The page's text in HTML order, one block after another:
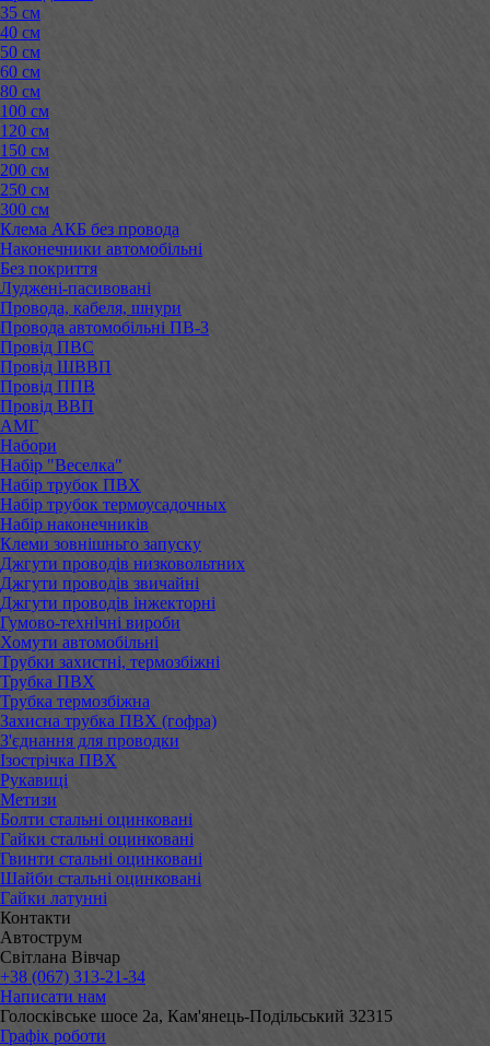
35 см
40 см
50 см
60 см
80 см
100 см
120 см
150 см
200 см
250 см
300 см
Клема АКБ без провода
Наконечники автомобільні
Без покриття
Луджені-пасивовані
Провода, кабеля, шнури
Провода автомобільні ПВ-3
Провід ПВС
Провід ШВВП
Провід ППВ
Провід ВВП
АМГ
Набори
Набір "Веселка"
Набір трубок ПВХ
Набір трубок термоусадочных
Набір наконечників
Клеми зовнішньго запуску
Джгути проводів низковольтних
Джгути проводів звичайні
Джгути проводів інжекторні
Гумово-технічні вироби
Хомути автомобільні
Трубки захистні, термозбіжні
Трубка ПВХ
Трубка термозбіжна
Захисна трубка ПВХ (гофра)
З'єднання для проводки
Ізострічка ПВХ
Рукавиці
Метизи
Болти стальні оцинковані
Гайки стальні оцинковані
Гвинти стальні оцинковані
Шайби стальні оцинковані
Гайки латунні
Контакти
Автострум
Світлана Вівчар
+38 (067) 313-21-34
Написати нам
Голосківське шосе 2а, Кам'янець-Подільський 32315
Графік роботи